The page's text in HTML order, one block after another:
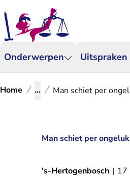
Onderwerpen
Home ... Man schiet per
Man schiet per
's-Hertogenbosch | 17